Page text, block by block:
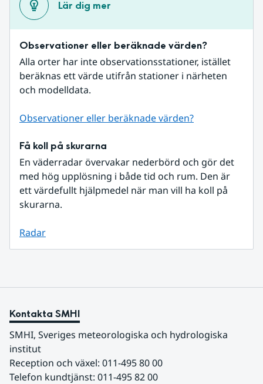
Lär dig mer
Observationer eller beräknade värden?
Alla orter har inte observationsstationer, istället
beräknas ett värde utifrån stationer i närheten
och modelldata.
Observationer eller beräknade värden?
Få koll på skurarna
En väderradar övervakar nederbörd och gör det
med hög upplösning i både tid och rum. Den är
ett värdefullt hjälpmedel när man vill ha koll på
skurarna.
Radar
Kontakta SMHI
SMHI, Sveriges meteorologiska och hydrologiska
institut
Reception och växel: 011-495 80 00
Telefon kundtjänst: 011-495 82 00